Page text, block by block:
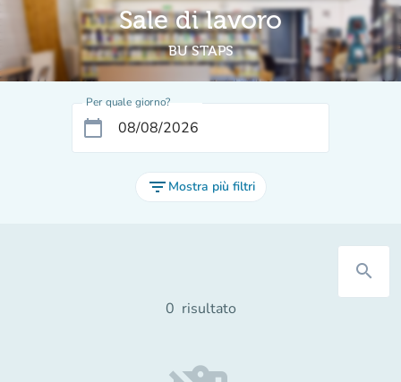
Sale di lavoro
BU STAPS
Per quale giorno?
calendar_today
filter_list Mostra più filtri
search
0 risultato